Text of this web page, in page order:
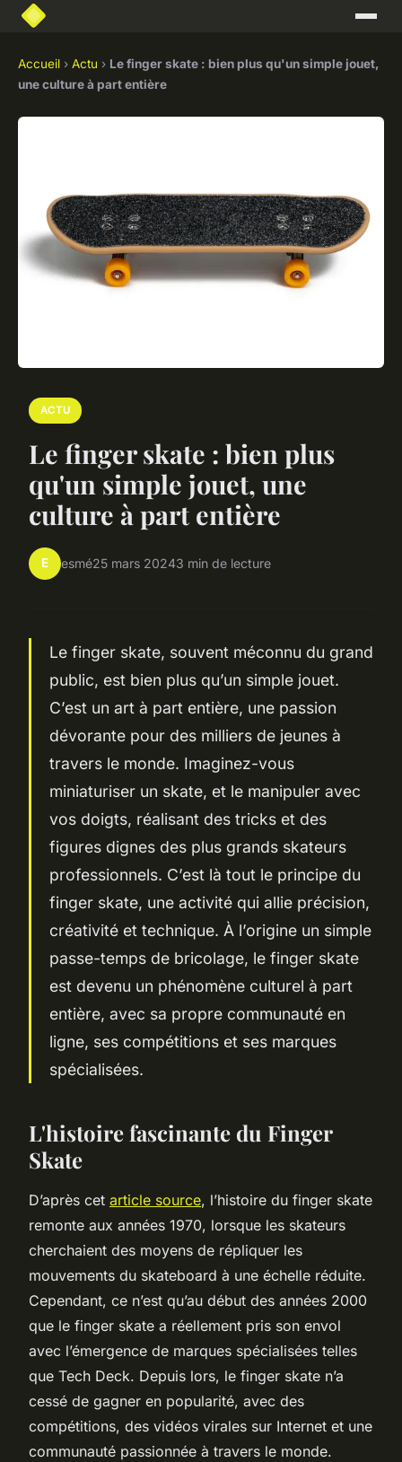
Accueil › Actu › Le finger skate : bien plus qu'un simple jouet,
une culture à part entière
ACTU
Le finger skate : bien plus
qu'un simple jouet, une
culture à part entière
E esmé25 mars 20243 min de lecture
Le finger skate, souvent méconnu du grand
public, est bien plus qu’un simple jouet.
C’est un art à part entière, une passion
dévorante pour des milliers de jeunes à
travers le monde. Imaginez-vous
miniaturiser un skate, et le manipuler avec
vos doigts, réalisant des tricks et des
figures dignes des plus grands skateurs
professionnels. C’est là tout le principe du
finger skate, une activité qui allie précision,
créativité et technique. À l’origine un simple
passe-temps de bricolage, le finger skate
est devenu un phénomène culturel à part
entière, avec sa propre communauté en
ligne, ses compétitions et ses marques
spécialisées.
L'histoire fascinante du Finger
Skate
D’après cet article source, l’histoire du finger skate
remonte aux années 1970, lorsque les skateurs
cherchaient des moyens de répliquer les
mouvements du skateboard à une échelle réduite.
Cependant, ce n’est qu’au début des années 2000
que le finger skate a réellement pris son envol
avec l’émergence de marques spécialisées telles
que Tech Deck. Depuis lors, le finger skate n’a
cessé de gagner en popularité, avec des
compétitions, des vidéos virales sur Internet et une
communauté passionnée à travers le monde.